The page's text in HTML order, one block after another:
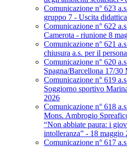
Comunicazione n° 623
gruppo 7 - Uscita
Comunicazione n° 622
Camerota - riunione 8
Comunicazione n° 621
chiusura a.s. per il
Comunicazione n° 620
Spagna/Barcellona 17/30
Comunicazione n° 619
Soggiorno sportivo
2026
Comunicazione n° 618
Mons. Ambrogio
“Non abbiate paura: i
intolleranza” - 18 maggio
Comunicazione n° 617